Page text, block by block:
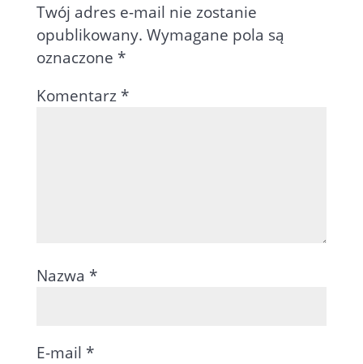
Twój adres e-mail nie zostanie
opublikowany. Wymagane pola są
oznaczone *
Komentarz *
Nazwa *
E-mail *